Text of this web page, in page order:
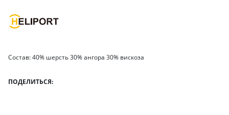
Состав: 40% шерсть 30% ангора 30% вискоза
ПОДЕЛИТЬСЯ: